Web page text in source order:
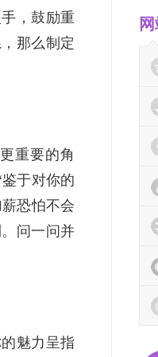
，鼓励重
那么制定
重要的角
于对你的
恐怕不会
问一问并
魅力呈指